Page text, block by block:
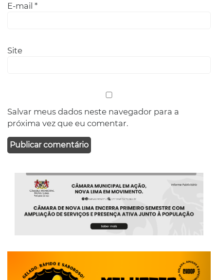
E-mail *
Site
Salvar meus dados neste navegador para a
próxima vez que eu comentar.